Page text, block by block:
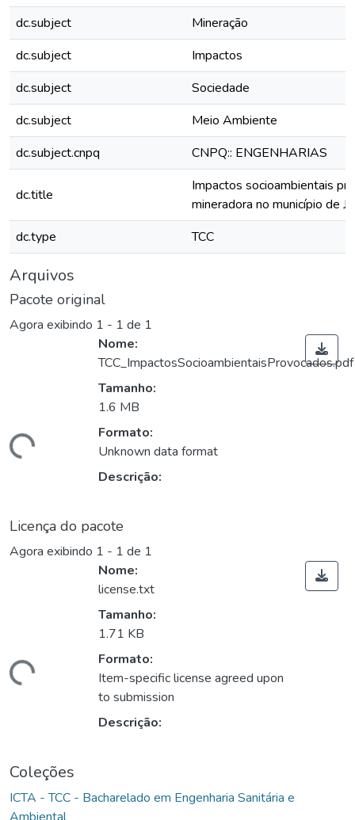
dc.subject
Mineração
dc.subject
Impactos
dc.subject
Sociedade
dc.subject
Meio Ambiente
dc.subject.cnpq
CNPQ:: ENGENHARIAS
dc.title
Impactos socioambientais
mineradora no município de
dc.type
TCC
Arquivos
Pacote original
Agora exibindo 1 - 1 de 1
Nome:
TCC_ImpactosSocioambientaisProvocados.pdf
Tamanho:
1.6 MB
Formato:
Unknown data format
Descrição:
Licença do pacote
Agora exibindo 1 - 1 de 1
Nome:
license.txt
Tamanho:
1.71 KB
Formato:
Item-specific license agreed upon
to submission
Descrição:
Coleções
ICTA - TCC - Bacharelado em Engenharia Sanitária e